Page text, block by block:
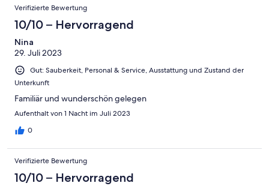
Verifizierte Bewertung
10/10 – Hervorragend
Nina
29. Juli 2023
Gut: Sauberkeit, Personal & Service, Ausstattung und Zustand der
Unterkunft
Familiär und wunderschön gelegen
Aufenthalt von 1 Nacht im Juli 2023
0
Verifizierte Bewertung
10/10 – Hervorragend